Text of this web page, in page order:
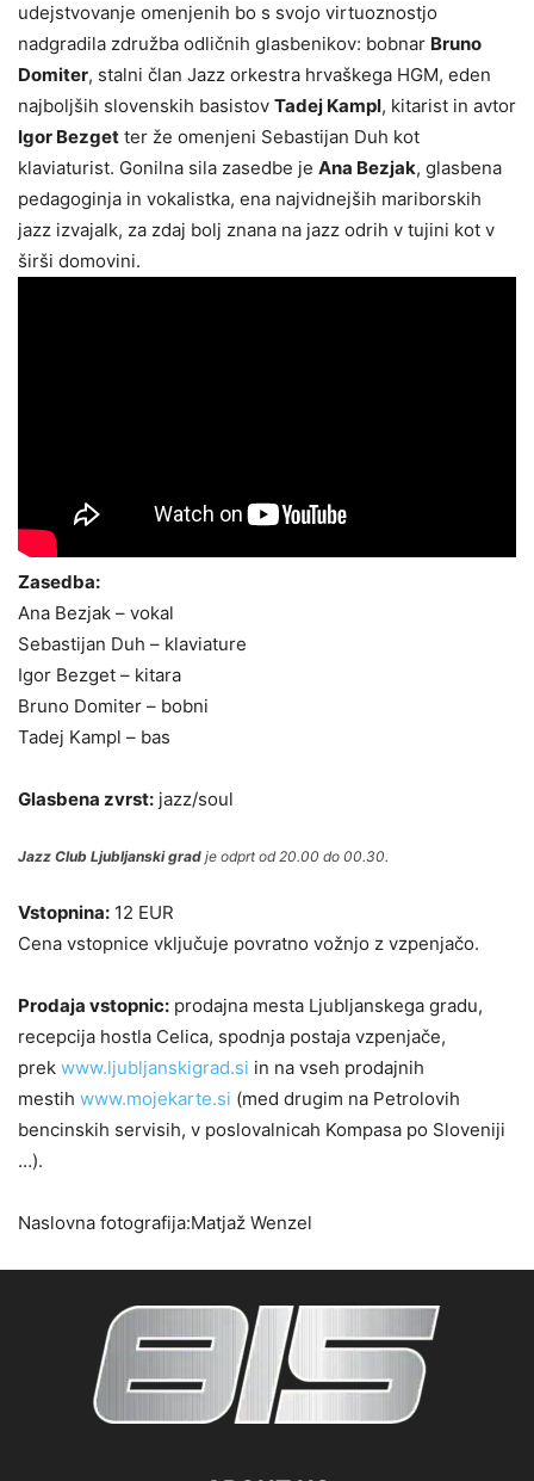
udejstvovanje omenjenih bo s svojo virtuoznostjo
nadgradila združba odličnih glasbenikov: bobnar Bruno
Domiter, stalni član Jazz orkestra hrvaškega HGM, eden
najboljših slovenskih basistov Tadej Kampl, kitarist in avtor
Igor Bezget ter že omenjeni Sebastijan Duh kot
klaviaturist. Gonilna sila zasedbe je Ana Bezjak, glasbena
pedagoginja in vokalistka, ena najvidnejših mariborskih
jazz izvajalk, za zdaj bolj znana na jazz odrih v tujini kot v
širši domovini.
Zasedba:
Ana Bezjak – vokal
Sebastijan Duh – klaviature
Igor Bezget – kitara
Bruno Domiter – bobni
Tadej Kampl – bas
Glasbena zvrst: jazz/soul
Jazz Club Ljubljanski grad je odprt od 20.00 do 00.30.
Vstopnina: 12 EUR
Cena vstopnice vključuje povratno vožnjo z vzpenjačo.
Prodaja vstopnic: prodajna mesta Ljubljanskega gradu,
recepcija hostla Celica, spodnja postaja vzpenjače,
prek www.ljubljanskigrad.si in na vseh prodajnih
mestih www.mojekarte.si (med drugim na Petrolovih
bencinskih servisih, v poslovalnicah Kompasa po Sloveniji
…).
Naslovna fotografija:Matjaž Wenzel